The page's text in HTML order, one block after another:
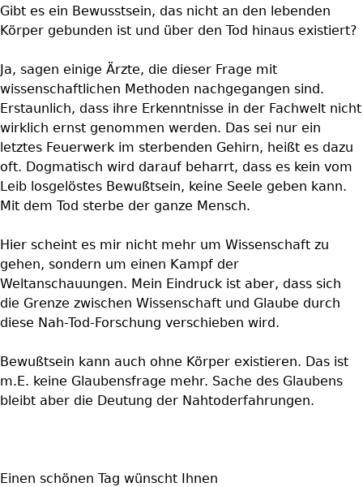
Gibt es ein Bewusstsein, das nicht an den lebenden
Körper gebunden ist und über den Tod hinaus existiert?
Ja, sagen einige Ärzte, die dieser Frage mit
wissenschaftlichen Methoden nachgegangen sind.
Erstaunlich, dass ihre Erkenntnisse in der Fachwelt nicht
wirklich ernst genommen werden. Das sei nur ein
letztes Feuerwerk im sterbenden Gehirn, heißt es dazu
oft. Dogmatisch wird darauf beharrt, dass es kein vom
Leib losgelöstes Bewußtsein, keine Seele geben kann.
Mit dem Tod sterbe der ganze Mensch.
Hier scheint es mir nicht mehr um Wissenschaft zu
gehen, sondern um einen Kampf der
Weltanschauungen. Mein Eindruck ist aber, dass sich
die Grenze zwischen Wissenschaft und Glaube durch
diese Nah-Tod-Forschung verschieben wird.
Bewußtsein kann auch ohne Körper existieren. Das ist
m.E. keine Glaubensfrage mehr. Sache des Glaubens
bleibt aber die Deutung der Nahtoderfahrungen.
Einen schönen Tag wünscht Ihnen